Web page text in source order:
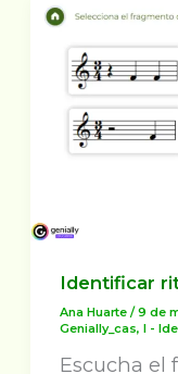
Identificar
Ana Huarte/9 de
Genially_cas,I -
Escucha el